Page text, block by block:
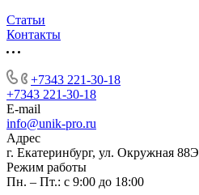
Статьи
Контакты
+7343 221-30-18
+7343 221-30-18
E-mail
info@unik-pro.ru
Адрес
г. Екатеринбург, ул. Окружная 88Э
Режим работы
Пн. – Пт.: с 9:00 до 18:00